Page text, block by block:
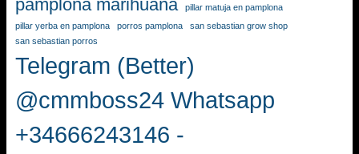
pamplona marihuana
pillar matuja en pamplona
pillar yerba en pamplona
porros pamplona
san sebastian grow shop
san sebastian porros
Telegram (Better)
@cmmboss24 Whatsapp
+34666243146 -